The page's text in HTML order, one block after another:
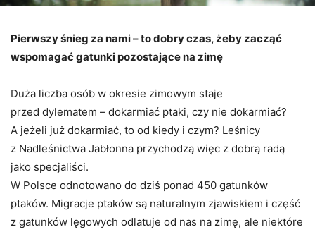
Pierwszy śnieg za nami – to dobry czas, żeby zacząć
wspomagać gatunki pozostające na zimę
Duża liczba osób w okresie zimowym staje
przed dylematem – dokarmiać ptaki, czy nie dokarmiać?
A jeżeli już dokarmiać, to od kiedy i czym? Leśnicy
z Nadleśnictwa Jabłonna przychodzą więc z dobrą radą
jako specjaliści.
W Polsce odnotowano do dziś ponad 450 gatunków
ptaków. Migracje ptaków są naturalnym zjawiskiem i część
z gatunków lęgowych odlatuje od nas na zimę, ale niektóre